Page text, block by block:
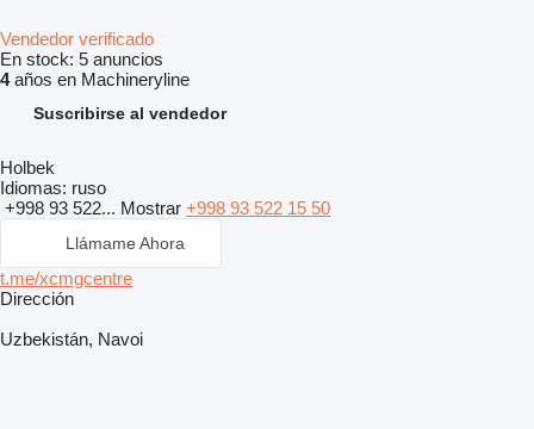
Vendedor verificado
En stock: 5 anuncios
4años en Machineryline
Suscribirse al vendedor
Holbek
Idiomas: ruso
+998 93 522... Mostrar +998 93 522 15 50
Llámame Ahora
t.me/xcmgcentre
Dirección
Uzbekistán, Navoi